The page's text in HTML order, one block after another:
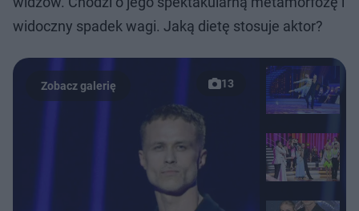
widoczny spadek wagi. Jaką dietę stosuje aktor?
13